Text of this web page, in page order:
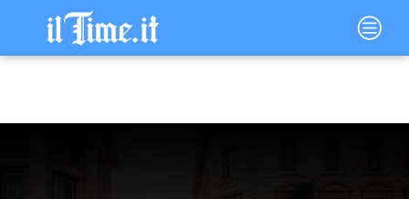
contenuto
Main
Menu